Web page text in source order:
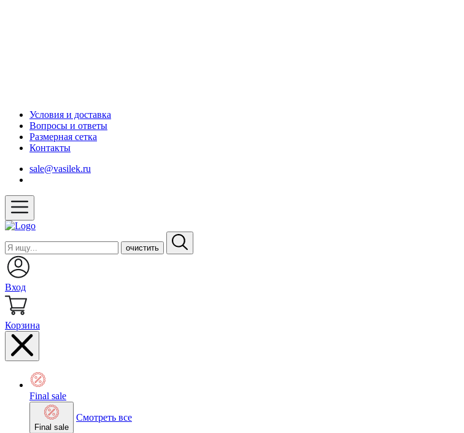
Условия и доставка
Вопросы и ответы
Размерная сетка
Контакты
sale@vasilek.ru
очистить
Вход
Корзина
Final sale
Final sale
Смотреть все